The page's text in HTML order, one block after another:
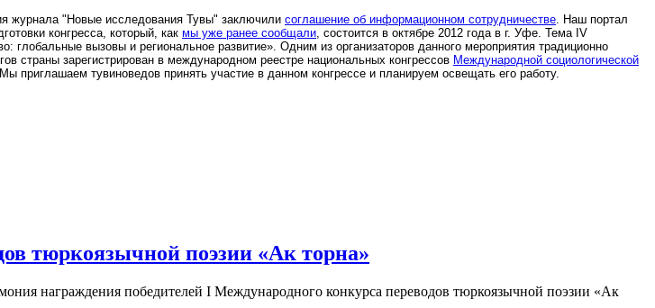
журнала "Новые исследования Тувы" заключили соглашение об информационном сотрудничестве . Наш портал
конгресса, который, как мы уже ранее сообщали , состоится в октябре 2012 года в г. Уфе. Тема IV
глобальные вызовы и региональное развитие». Одним из организаторов данного мероприятия традиционно
страны зарегистрирован в международном реестре национальных конгрессов Международной социологической
Мы приглашаем тувиноведов принять участие в данном конгрессе и планируем освещать его работу.
тюркоязычной поэзии «Ак торна»
награждения победителей I Международного конкурса переводов тюркоязычной поэзии «Ак